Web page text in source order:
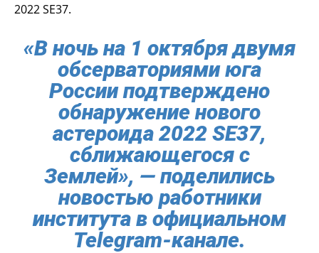
2022 SE37.
«В ночь на 1 октября двумя
обсерваториями юга
России подтверждено
обнаружение нового
астероида 2022 SE37,
сближающегося с
Землей», — поделились
новостью работники
института в официальном
Telegram-канале.